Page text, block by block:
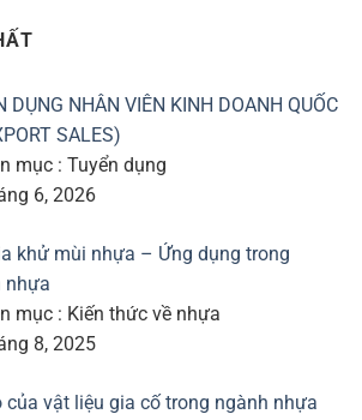
DỤNG NHÂN VIÊN KINH DOANH QUỐC
SALES)
mục : Tuyển dụng
6, 2026
khử mùi nhựa – Ứng dụng trong
nhựa
mục : Kiến thức về nhựa
8, 2025
của vật liệu gia cố trong ngành nhựa